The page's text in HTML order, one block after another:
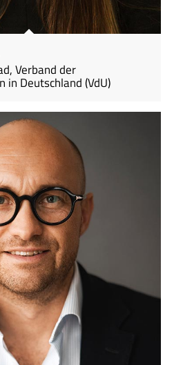
Verband der
in Deutschland (VdU)